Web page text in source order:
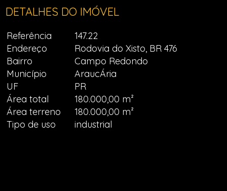
DETALHES DO IMÓVEL
Referência
147.22
Endereço
Rodovia do Xisto, BR 476
Bairro
Campo Redondo
Município
AraucÁria
UF
PR
Área total
180.000,00 m²
Área terreno
180.000,00 m²
Tipo de uso
industrial